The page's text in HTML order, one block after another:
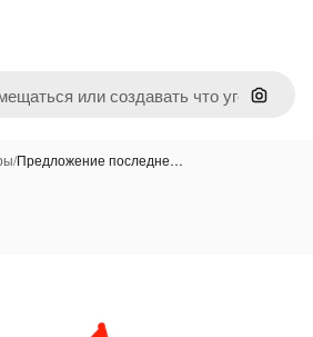
Поиск
/Предложение последне…